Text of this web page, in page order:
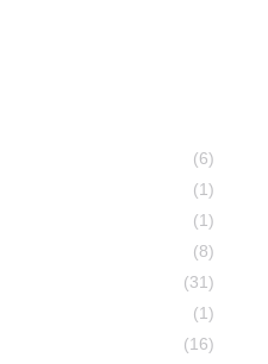
(6)
(1)
(1)
(8)
(31)
(1)
(16)